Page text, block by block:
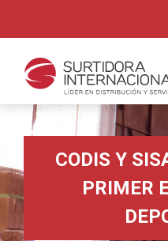
CODIS Y
PRIMER